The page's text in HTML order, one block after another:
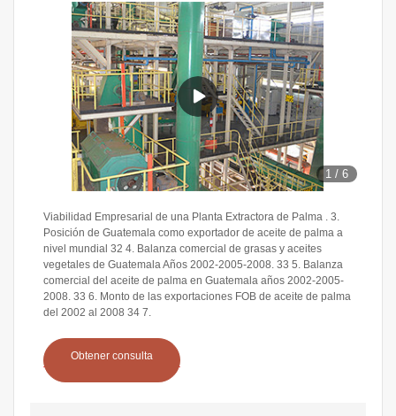
1 /6
Viabilidad Empresarial de una Planta Extractora de Palma . 3.
Posición de Guatemala como exportador de aceite de palma a
nivel mundial 32 4. Balanza comercial de grasas y aceites
vegetales de Guatemala Años 2002-2005-2008. 33 5. Balanza
comercial del aceite de palma en Guatemala años 2002-2005-
2008. 33 6. Monto de las exportaciones FOB de aceite de palma
del 2002 al 2008 34 7.
Obtener consulta